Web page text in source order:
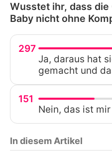
Wusstet ihr, dass
Baby nicht ohne
297
Ja, daraus hat
gemacht und
151
Nein, das ist mir
In diesem Artikel